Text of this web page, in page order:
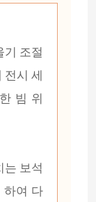
기 조절
전시 세
빔 위
는 보석
하여 다